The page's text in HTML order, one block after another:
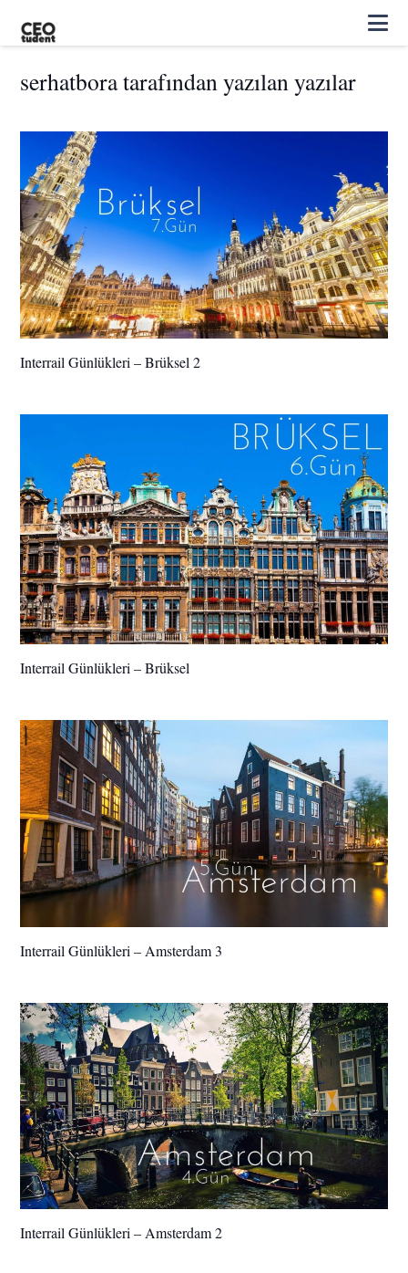
serhatbora tarafından yazılan yazılar
Interrail Günlükleri – Brüksel 2
Interrail Günlükleri – Brüksel
Interrail Günlükleri – Amsterdam 3
Interrail Günlükleri – Amsterdam 2